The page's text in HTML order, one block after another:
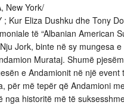
New York/
; Kur Eliza Dushku dhe Tony
të “Albanian American
Jork, binte në sy mungesa
Murataj. Shumë
e Andamionit në një event
për më tepër që Andamioni
nga historitë më të